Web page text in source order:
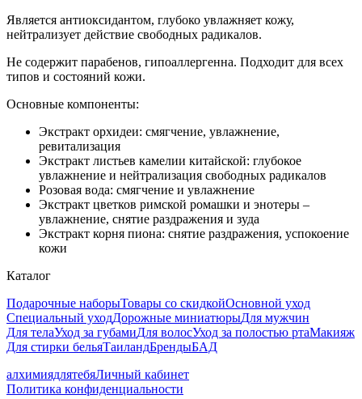
Является антиоксидантом, глубоко увлажняет кожу,
нейтрализует действие свободных радикалов.
Не содержит парабенов, гипоаллергенна. Подходит для всех
типов и состояний кожи.
Основные компоненты:
Экстракт орхидеи: смягчение, увлажнение,
ревитализация
Экстракт листьев камелии китайской: глубокое
увлажнение и нейтрализация свободных радикалов
Розовая вода: смягчение и увлажнение
Экстракт цветков римской ромашки и энотеры –
увлажнение, снятие раздражения и зуда
Экстракт корня пиона: снятие раздражения, успокоение
кожи
Каталог
Подарочные наборыТовары со скидкойОсновной уход
Специальный уходДорожные миниатюрыДля мужчин
Для телаУход за губамиДля волосУход за полостью ртаМакияж
Для стирки бельяТаиландБрендыБАД
алхимиядлятебяЛичный кабинет
Политика конфиденциальности